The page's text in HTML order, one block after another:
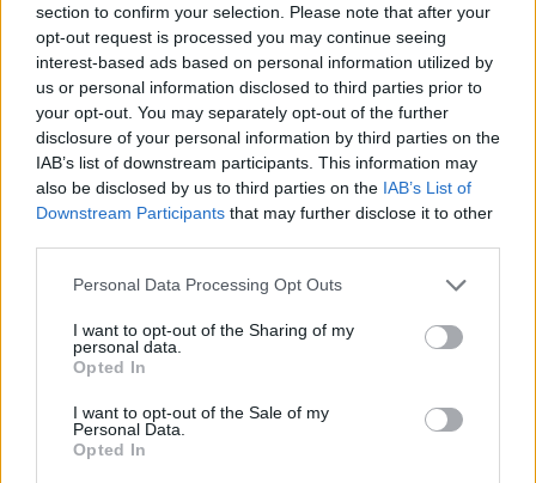
section to confirm your selection. Please note that after your
opt-out request is processed you may continue seeing
interest-based ads based on personal information utilized by
us or personal information disclosed to third parties prior to
your opt-out. You may separately opt-out of the further
disclosure of your personal information by third parties on the
IAB’s list of downstream participants. This information may
also be disclosed by us to third parties on the IAB’s List of
Downstream Participants that may further disclose it to other
Personal Data Processing Opt Outs
I want to opt-out of the Sharing of my
personal data.
Opted In
I want to opt-out of the Sale of my
Personal Data.
Opted In
Les évaluations de cette page sont écrites par les utilisateurs
eux-mêmes ; ces avis sont d’abord lus, et éventuellement
adaptés afin de répondre à nos standards en ce qui concerne
l’évaluation d’un médicament, avant d’être approuvés. Pour
partager des évaluations, il n’est pas nécessaire de posséder
des connaissances médicales. De cette façon, les évaluations
reflètent seulement une image fidèle des expériences propres
aux utilisateurs et pas celle du propriétaire de ce site web.
contact avec votre médecin ou votre pharmacien.